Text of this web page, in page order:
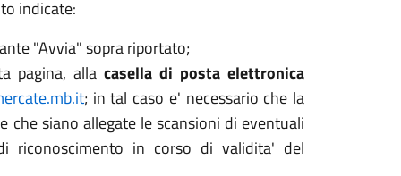
indicate:
"Avvia" sopra riportato;
pagina, alla casella di posta elettronica
; in tal caso e' necessario che la
siano allegate le scansioni di eventuali
riconoscimento in corso di validita' del